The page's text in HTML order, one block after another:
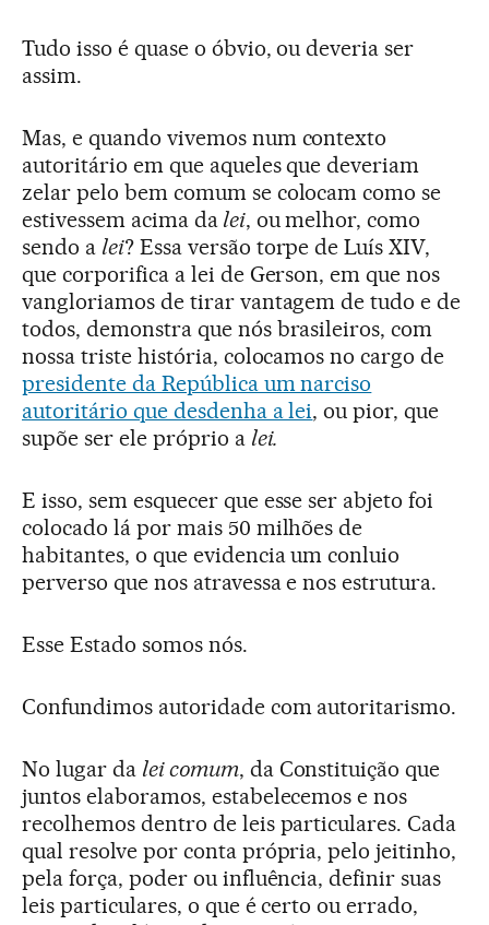
Tudo isso é quase o óbvio, ou deveria ser
assim.
Mas, e quando vivemos num contexto
autoritário em que aqueles que deveriam
zelar pelo bem comum se colocam como se
estivessem acima dalei, ou melhor, como
sendo a lei? Essa versão torpe de Luís XIV,
que corporifica a lei de Gerson, em que nos
vangloriamos de tirar vantagem de tudo e de
todos, demonstra que nós brasileiros, com
nossa triste história, colocamos no cargo de
presidente da República um narciso
autoritário que desdenha a lei, ou pior, que
supõe ser ele próprio a lei.
E isso, sem esquecer que esse ser abjeto foi
colocado lá por mais 50 milhões de
habitantes, o que evidencia um conluio
perverso que nos atravessa e nos estrutura.
Esse Estado somos nós.
Confundimos autoridade com autoritarismo.
No lugar da lei comum, da Constituição que
juntos elaboramos, estabelecemos e nos
recolhemos dentro de leis particulares. Cada
qual resolve por conta própria, pelo jeitinho,
pela força, poder ou influência, definir suas
leis particulares, o que é certo ou errado,